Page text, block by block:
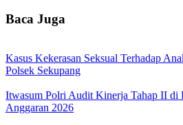
Baca Juga
Kasus Kekerasan Seksual Terhadap
Polsek Sekupang
Itwasum Polri Audit Kinerja Tahap II di
Anggaran 2026